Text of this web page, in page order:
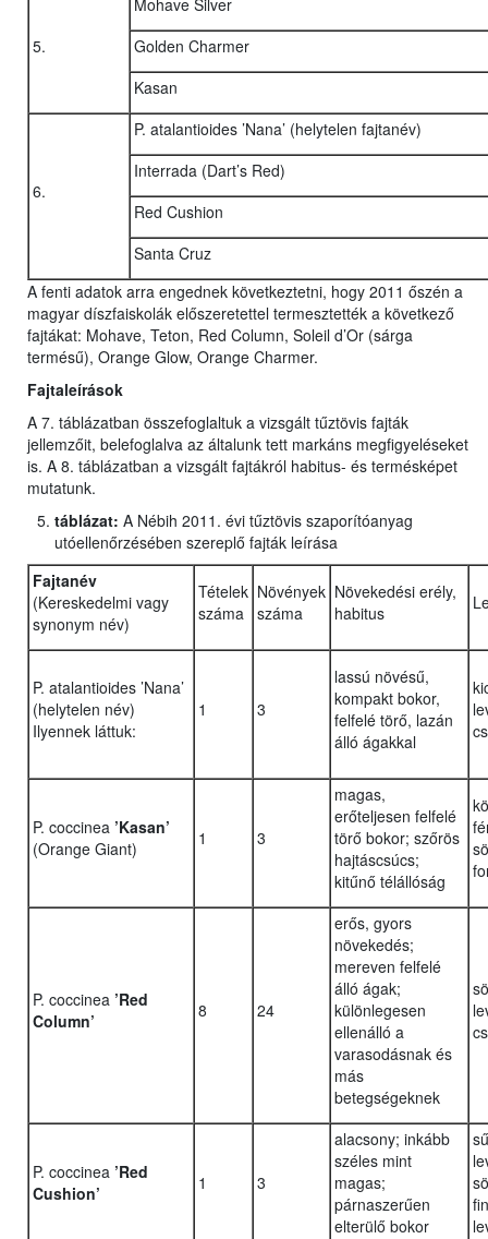
5.
Mohave Silver
Golden Charmer
Kasan
6.
P. atalantioides ’Nana’ (helytelen fajtanév)
Interrada (Dart’s Red)
Red Cushion
Santa Cruz
A fenti adatok arra engednek következtetni, hogy 2011 őszén a
magyar díszfaiskolák előszeretettel termesztették a következő
fajtákat: Mohave, Teton, Red Column, Soleil d’Or (sárga
termésű), Orange Glow, Orange Charmer.
Fajtaleírások
A 7. táblázatban összefoglaltuk a vizsgált tűztövis fajták
jellemzőit, belefoglalva az általunk tett markáns megfigyeléseket
is. A 8. táblázatban a vizsgált fajtákról habitus- és termésképet
mutatunk.
táblázat: A Nébih 2011. évi tűztövis szaporítóanyag
utóellenőrzésében szereplő fajták leírása
Fajtanév
(Kereskedelmi vagy
synonym név)
Tételek
száma
Növények
száma
Növekedési erély,
habitus
P. atalantioides ’Nana’
(helytelen név)
Ilyennek láttuk:
1 3
lassú növésű,
kompakt bokor,
felfelé törő, lazán
álló ágakkal
P. coccinea ’Kasan’
(Orange Giant)
1 3
magas,
erőteljesen felfelé
törő bokor; szőrös
hajtáscsúcs;
kitűnő télállóság
P. coccinea ’Red
Column’
8 24
erős, gyors
növekedés;
mereven felfelé
álló ágak;
különlegesen
ellenálló a
varasodásnak és
más
betegségeknek
P. coccinea ’Red
Cushion’
1 3
alacsony; inkább
széles mint
magas;
párnaszerűen
elterülő bokor